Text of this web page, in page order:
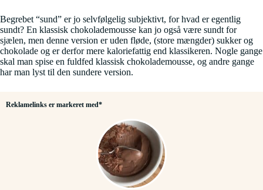
Begrebet “sund” er jo selvfølgelig subjektivt, for hvad er egentlig
sundt? En klassisk chokolademousse kan jo også være sundt for
sjælen, men denne version er uden fløde, (store mængder) sukker og
chokolade og er derfor mere kaloriefattig end klassikeren. Nogle gange
skal man spise en fuldfed klassisk chokolademousse, og andre gange
har man lyst til den sundere version.
Reklamelinks er markeret med*